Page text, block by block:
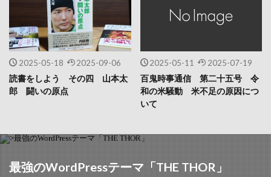
2025-05-18 2025-09-06
読書をしよう その四 山本太
郎 闘いの原点
2025-05-11 2025-07-19
百鬼時事通信 第二十五号 令
和の米騒動 米不足の原因につ
いて
最強のWordPressテーマ「THE THOR」